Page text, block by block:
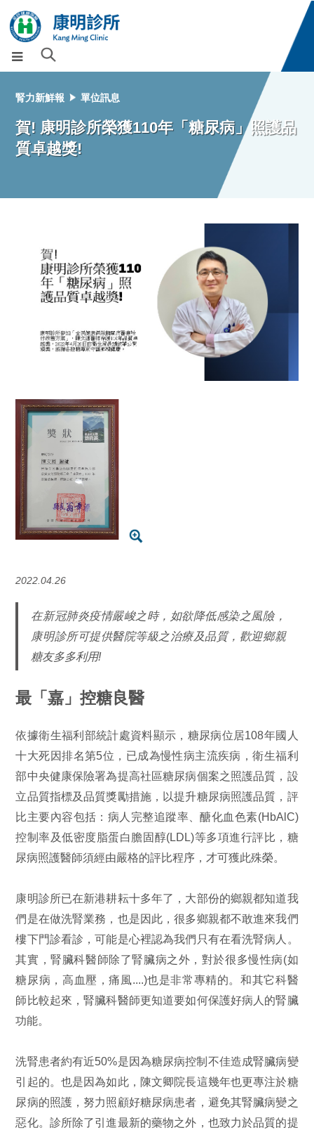
腎力新鮮報 單位訊息
賀! 康明診所榮獲110年「糖尿病」照護品
質卓越獎!
2022.04.26
在新冠肺炎疫情嚴峻之時，如欲降低感染之風險，
康明診所可提供醫院等級之治療及品質，歡迎鄉親
糖友多多利用!
最「嘉」控糖良醫
依據衛生福利部統計處資料顯示，糖尿病位居108年國人
十大死因排名第5位，已成為慢性病主流疾病，衛生福利
部中央健康保險署為提高社區糖尿病個案之照護品質，設
立品質指標及品質獎勵措施，以提升糖尿病照護品質，評
比主要內容包括：病人完整追蹤率、醣化血色素(HbAlC)
控制率及低密度脂蛋白膽固醇(LDL)等多項進行評比，糖
尿病照護醫師須經由嚴格的評比程序，才可獲此殊榮。
康明診所已在新港耕耘十多年了，大部份的鄉親都知道我
們是在做洗腎業務，也是因此，很多鄉親都不敢進來我們
樓下門診看診，可能是心裡認為我們只有在看洗腎病人。
其實，腎臟科醫師除了腎臟病之外，對於很多慢性病(如
糖尿病，高血壓，痛風....)也是非常專精的。和其它科醫
師比較起來，腎臟科醫師更知道要如何保護好病人的腎臟
功能。
洗腎患者約有近50%是因為糖尿病控制不佳造成腎臟病變
引起的。也是因為如此，陳文卿院長這幾年也更專注於糖
尿病的照護，努力照顧好糖尿病患者，避免其腎臟病變之
惡化。診所除了引進最新的藥物之外，也致力於品質的提